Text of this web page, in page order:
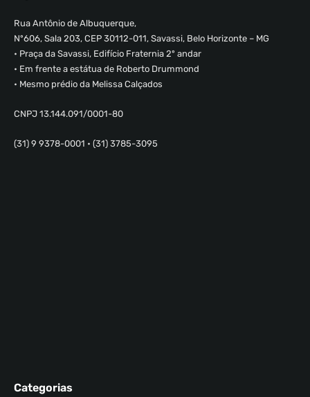
Rua Antônio de Albuquerque,
Nº606, Sala 203, CEP 30112-011, Savassi, Belo Horizonte – MG
• Praça da Savassi, Edifício Fraternia 2º andar
• Em frente a estátua de Roberto Drummond
• Mesmo prédio da Melissa Calçados
CNPJ 13.144.091/0001-80
(31) 9 9378-0001 • (31) 3785-3095
Categorias